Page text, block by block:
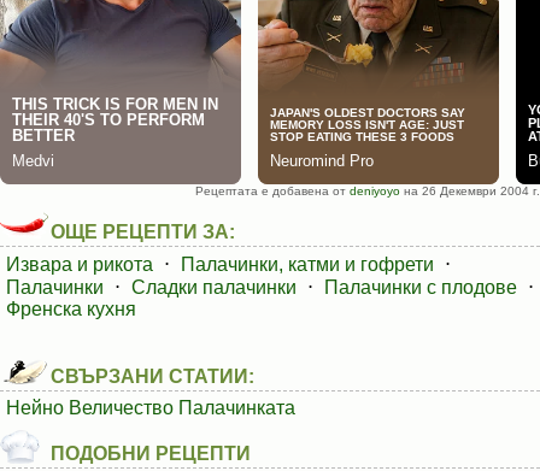
Рецептата е добавена от deniyoyo на 26 Декември 2004 г.
ОЩЕ РЕЦЕПТИ ЗА:
Извара и рикота
⋅ Палачинки, катми и гофрети
⋅
Палачинки
⋅ Сладки палачинки ⋅ Палачинки с плодове ⋅
Френска кухня
СВЪРЗАНИ СТАТИИ:
Нейно Величество Палачинката
ПОДОБНИ РЕЦЕПТИ